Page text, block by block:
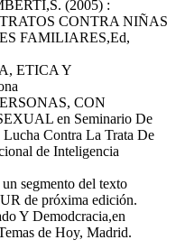
(2005) :
CONTRA NIÑAS
FAMILIARES,Ed,
ETICA Y
CON
en Seminario De
Contra La Trata De
de Inteligencia
segmento del texto
de próxima edición.
Y Demodcracia,en
de Hoy, Madrid.